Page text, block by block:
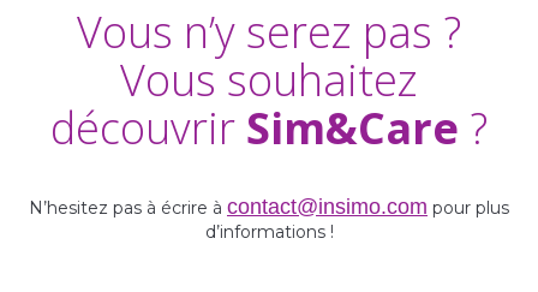
Vous n’y serez pas ?
Vous souhaitez
découvrir Sim&Care ?
N’hesitez pas à écrire à contact@insimo.com pour plus
d’informations !